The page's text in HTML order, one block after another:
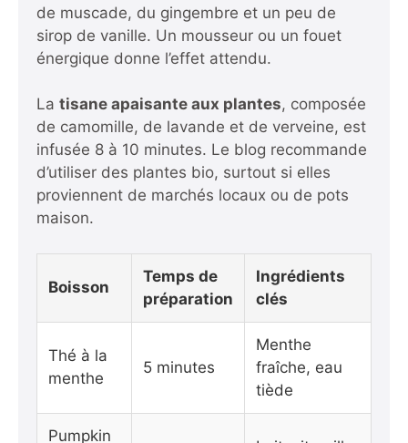
de muscade, du gingembre et un peu de
sirop de vanille. Un mousseur ou un fouet
énergique donne l’effet attendu.
La tisane apaisante aux plantes, composée
de camomille, de lavande et de verveine, est
infusée 8 à 10 minutes. Le blog recommande
d’utiliser des plantes bio, surtout si elles
proviennent de marchés locaux ou de pots
maison.
Boisson
Temps de
préparation
Ingrédients
clés
Thé à la
menthe
5 minutes
Menthe
fraîche, eau
tiède
Pumpkin